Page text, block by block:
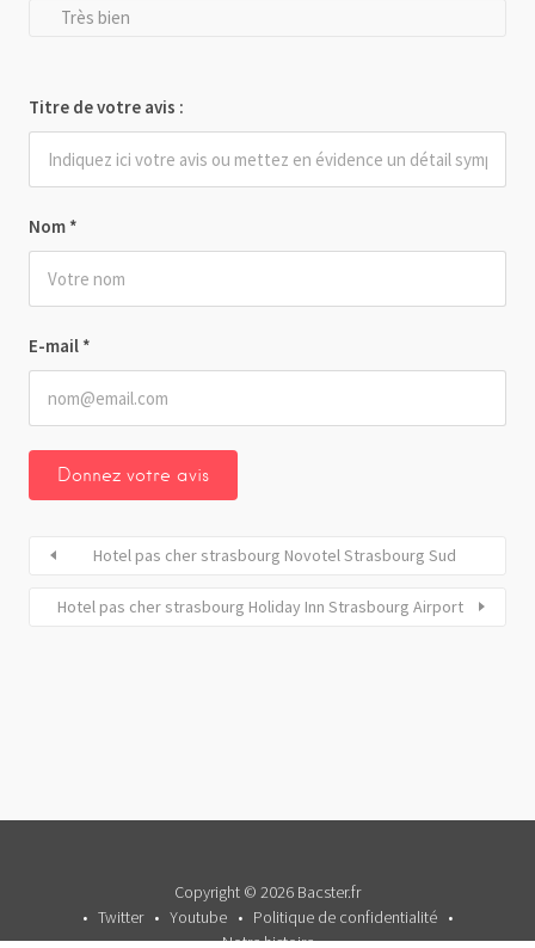
Nom *
E-mail *
Très bien
Titre de votre avis :
Hotel pas cher strasbourg Novotel Strasbourg Sud
Hotel pas cher strasbourg Holiday Inn Strasbourg Airport
Copyright © 2026 Bacster.fr
Twitter
Youtube
Politique de confidentialité
Notre histoire